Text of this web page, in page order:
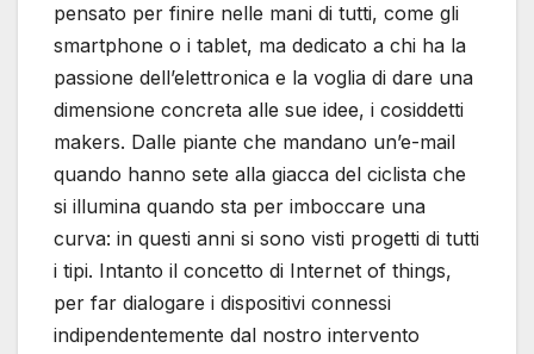
pensato per finire nelle mani di tutti, come gli
smartphone o i tablet, ma dedicato a chi ha la
passione dell’elettronica e la voglia di dare una
dimensione concreta alle sue idee, i cosiddetti
makers. Dalle piante che mandano un’e-mail
quando hanno sete alla giacca del ciclista che
si illumina quando sta per imboccare una
curva: in questi anni si sono visti progetti di tutti
i tipi. Intanto il concetto di Internet of things,
per far dialogare i dispositivi connessi
indipendentemente dal nostro intervento